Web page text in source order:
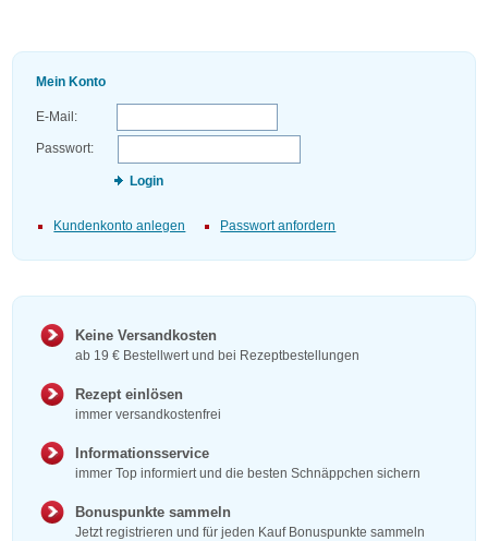
Mein Konto
E-Mail:
Passwort:
Login
Kundenkonto anlegen Passwort anfordern
Keine Versandkosten
ab 19 € Bestellwert und bei Rezeptbestellungen
Rezept einlösen
immer versandkostenfrei
Informationsservice
immer Top informiert und die besten Schnäppchen sichern
Bonuspunkte sammeln
Jetzt registrieren und für jeden Kauf Bonuspunkte sammeln